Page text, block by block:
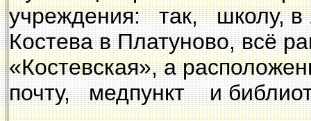
учреждения: так, школу, в
Костева в Платуново, всё
«Костевская», а
почту, медпункт и